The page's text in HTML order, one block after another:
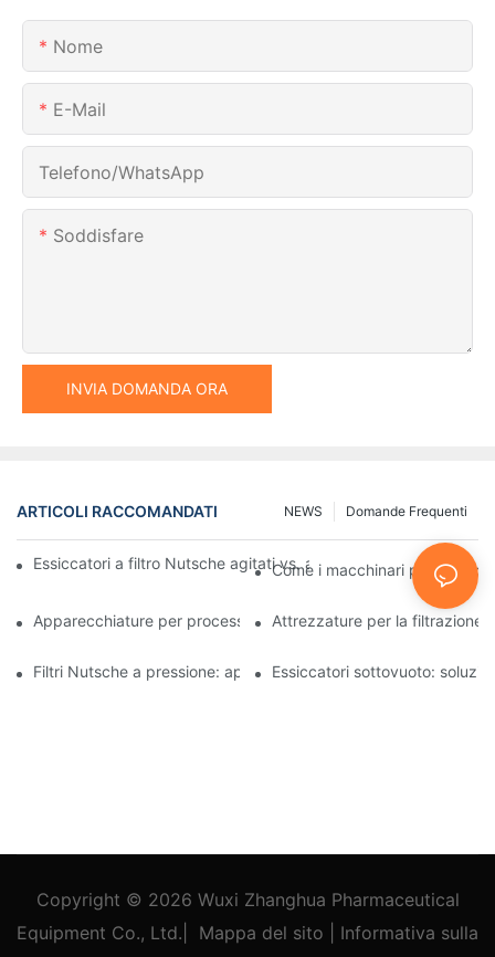
Nome
E-Mail
Telefono/WhatsApp
Soddisfare
INVIA DOMANDA ORA
ARTICOLI RACCOMANDATI Domande Frequenti
NEWS
Essiccatori a filtro Nutsche agitati vs. altri metodi di
Come i macchinari per la
Apparecchiature per processi industriali: innovazioni che
Attrezzature per la filtrazione
Filtri Nutsche a pressione: applicazioni nell'industria chimica e
Essiccatori sottovuoto:
Copyright © 2026 Wuxi Zhanghua Pharmaceutical
Equipment Co., Ltd.
Mappa del sito Informativa sulla